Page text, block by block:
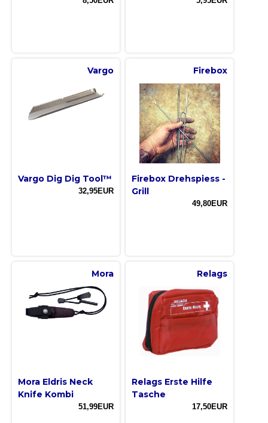
Vargo
Vargo Dig Dig Tool™
32,95EUR
Firebox
Firebox Drehspiess -
Grill
49,80EUR
Mora
Mora Eldris Neck
Knife Kombi
51,99EUR
Relags
Relags Erste Hilfe
Tasche
17,50EUR